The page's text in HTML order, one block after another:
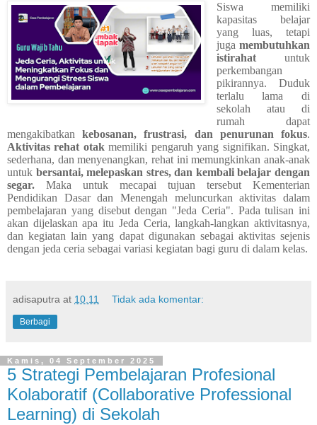
Siswa memiliki
kapasitas belajar
yang luas, tetapi
juga membutuhkan
istirahatuntuk
perkembangan
pikirannya. Duduk
terlalu lama di
sekolah atau di
rumah dapat
mengakibatkankebosanan, frustrasi, dan penurunan fokus.
Aktivitas rehat otakmemiliki pengaruh yang signifikan. Singkat,
sederhana, dan menyenangkan, rehat ini memungkinkan anak-anak
untuk bersantai, melepaskan stres, dan kembali belajar dengan
segar. Maka untuk mecapai tujuan tersebut Kementerian
Pendidikan Dasar dan Menengah meluncurkan aktivitas dalam
pembelajaran yang disebut dengan "Jeda Ceria". Pada tulisan ini
akan dijelaskan apa itu Jeda Ceria, langkah-langkan aktivitasnya,
dan kegiatan lain yang dapat digunakan sebagai aktivitas sejenis
dengan jeda ceria sebagai variasi kegiatan bagi guru di dalam kelas.
adisaputra at 10.11 Tidak ada komentar:
Berbagi
Kamis, 04 September 2025
5 Strategi Pembelajaran Profesional
Kolaboratif (Collaborative Professional
Learning) di Sekolah